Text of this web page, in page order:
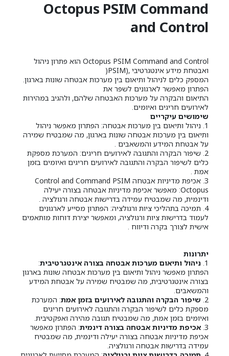
Octopus PSIM Command
and Control
Octopus PSIM Command and Control הוא פתרון ניהול
ואבטחת מידע אינטגרטיבי ,(PSIM(
המספק כלים לניהול ותיאום בין מערכות אבטחה שונות בארגון.
הפתרון מאפשר לארגונים לשפר את
התיאום והבקרה על מערכות האבטחה שלהם, ולהגיב במהירות
לאירועים חריגים ואיומים.
שימושים עיקריים
1. ניהול ותיאום בין מערכות אבטחה: הפתרון מאפשר ניהול
ותיאום בין מערכות אבטחה שונות בארגון, מה שמבטיח שמירה
על אבטחת המידע והמשאבים .
2. שיפור הבקרה והתגובה לאירועים חריגים: המערכת מספקת
כלים לשיפור הבקרה והתגובה לאירועים חריגים ואיומים בזמן
אמת .
3. אכיפת מדיניות אבטחה Control and Command PSIM
Octopus: מאפשר אכיפת מדיניות אבטחה בצורה יעילה
ודינמית, מה שמבטיח עמידה בדרישות אבטחה ורגולציה .
4. תמיכה בתהליכי ציות ורגולציה: הפתרון מסייע לארגונים
לעמוד בדרישות ציות ורגולציה, ומאפשר יצירת דוחות מותאמים
אישית לצורך בקרה ודיווח .
יתרונות
1. ניהול ותיאום מערכות אבטחה בצורה אינטגרטיבית:
הפתרון מאפשר ניהול ותיאום בין מערכות אבטחה שונות בארגון
בצורה אינטגרטיבית, מה שמבטיח שמירה על אבטחת המידע
והמשאבים.
2. שיפור הבקרה והתגובה לאירועים בזמן אמת: המערכת
מספקת כלים לשיפור הבקרה והתגובה לאירועים חריגים
ואיומים בזמן אמת, מה שמבטיח תגובה מהירה ואפקטיבית.
3. אכיפת מדיניות אבטחה בצורה דינמית: הפתרון מאפשר
אכיפת מדיניות אבטחה בצורה יעילה ודינמית, מה שמבטיח
עמידה בדרישות אבטחה ורגולציה.